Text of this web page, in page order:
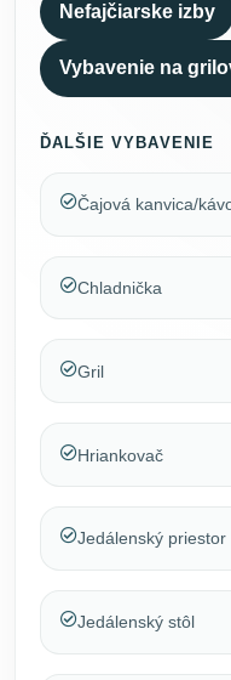
Nefajčiarske izby
Vybavenie na
ĎALŠIE VYBAVENIE
Čajová kanvica/
Chladnička
Gril
Hriankovač
Jedálenský priestor
Jedálenský stôl